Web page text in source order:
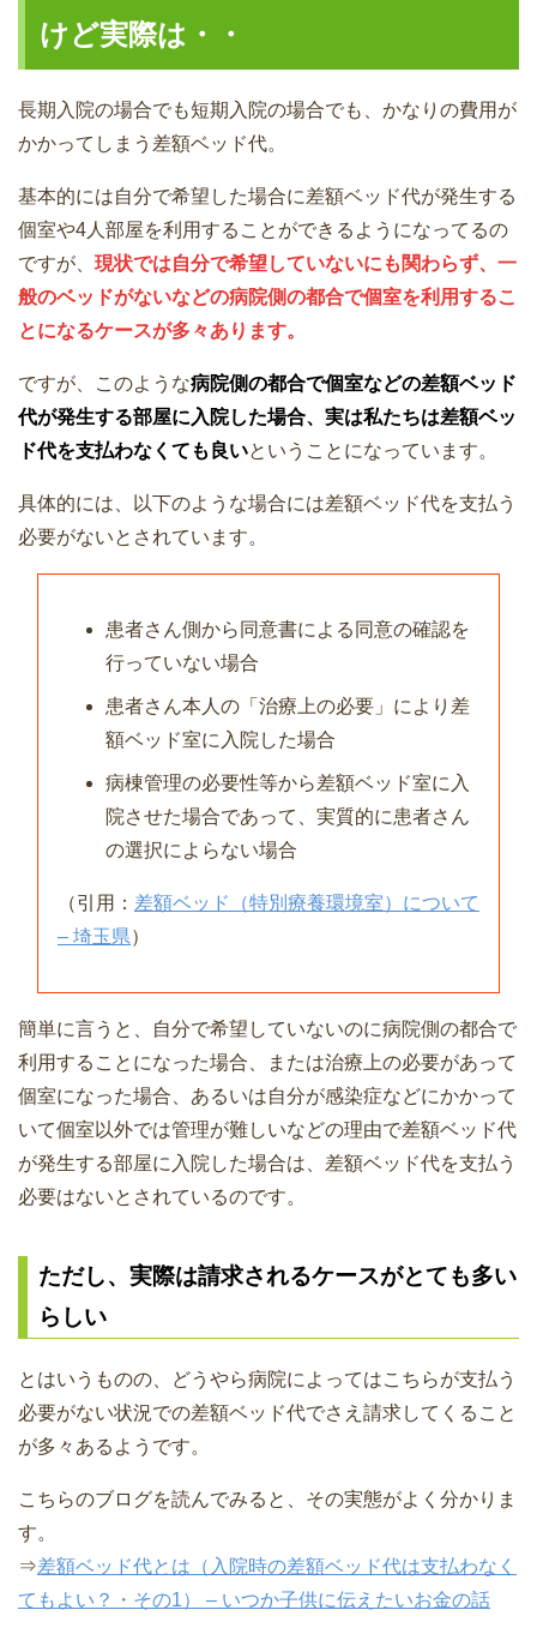
けど実際は・・
長期入院の場合でも短期入院の場合でも、かなりの費用が
かかってしまう差額ベッド代。
基本的には自分で希望した場合に差額ベッド代が発生する
個室や4人部屋を利用することができるようになってるの
ですが、 現状では自分で希望していないにも関わらず、一
般のベッドがないなどの病院側の都合で個室を利用するこ
とになるケースが多々あります。
ですが、このような病院側の都合で個室などの差額ベッド
代が発生する部屋に入院した場合、実は私たちは差額ベッ
ド代を支払わなくても良いということになっています。
具体的には、以下のような場合には差額ベッド代を支払う
必要がないとされています。
患者さん側から同意書による同意の確認を
行っていない場合
患者さん本人の「治療上の必要」により差
額ベッド室に入院した場合
病棟管理の必要性等から差額ベッド室に入
院させた場合であって、実質的に患者さん
の選択によらない場合
（引用： 差額ベッド（特別療養環境室）について
– 埼玉県）
簡単に言うと、自分で希望していないのに病院側の都合で
利用することになった場合、または治療上の必要があって
個室になった場合、あるいは自分が感染症などにかかって
いて個室以外では管理が難しいなどの理由で差額ベッド代
が発生する部屋に入院した場合は、差額ベッド代を支払う
必要はないとされているのです。
ただし、実際は請求されるケースがとても多い
らしい
とはいうものの、どうやら病院によってはこちらが支払う
必要がない状況での差額ベッド代でさえ請求してくること
が多々あるようです。
こちらのブログを読んでみると、その実態がよく分かりま
す。
⇒差額ベッド代とは（入院時の差額ベッド代は支払わなく
てもよい？・その1） – いつか子供に伝えたいお金の話